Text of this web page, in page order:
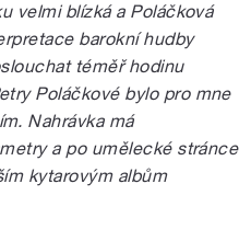
velmi blízká a Poláčková
barokní hudby
téměř hodinu
Poláčkové bylo pro mne
Nahrávka má
a po umělecké stránce
kytarovým albům